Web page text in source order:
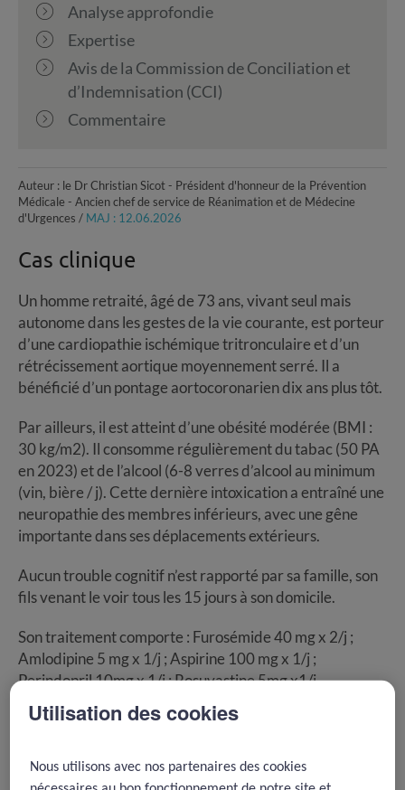
Analyse approfondie
Expertise
Avis de la Commission de Conciliation et
d’Indemnisation (CCI)
Commentaire
Auteur : le Dr Christian Sicot - Président d'honneur de la Prévention
Médicale - Ancien chef de service de Réanimation et de Médecine
d'Urgences / MAJ : 12.06.2026
Cas clinique
Un homme retraité, âgé de 73 ans, vivant seul mais
autonome dans les gestes de la vie courante, est porteur
d’une cardiopathie ischémique tritronculaire et d’un
rétrécissement aortique moyennement serré. Il a
bénéficié d’un pontage aortocoronarien dix ans plus tôt.
Par ailleurs, il est atteint d’une obésité modérée (BMI :
30 kg/m2). Il consomme régulièrement du tabac (50 PA
en 2023) et de l’alcool (6-8 verres d’alcool au minimum
(vin, bière / j). Cette dernière intoxication a entraîné une
neuropathie des membres inférieurs, avec une gêne
importante dans ses déplacements extérieurs.
Aucun trouble cognitif n’est rapporté par sa famille, son
fils venant le voir tous les 15 jours à son domicile.
Son traitement comporte : Furosémide 40 mg x 2/j ;
Amlodipine 5 mg x 1/j ; Aspirine 100 mg x 1/j ;
Perindopril 10mg x 1/j ; Rosuvastine 5mg x1/j.
Il est suivi par son médecin généraliste tous les trois mois
domicile.
Utilisation des cookies
Nous utilisons avec nos partenaires des cookies